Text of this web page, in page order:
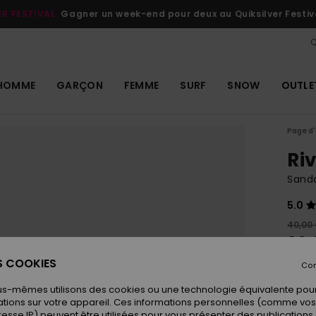
FESTIVAL Gagner un week-end pour deux au Quiksilver
GARÇON FEMME SURF SNOW
Page
5.0
40,00
COOKIES
mêmes utilisons des cookies ou une technologie équivalente
sur votre appareil. Ces informations personnelles (comme